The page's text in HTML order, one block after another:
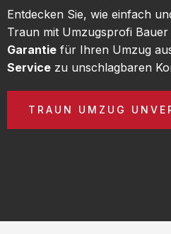
Entdecken Sie, wie einfach
Traun mit Umzugsprofi
Garantie für Ihren Umzug
Service zu unschlagbaren
TRAUN UMZUG